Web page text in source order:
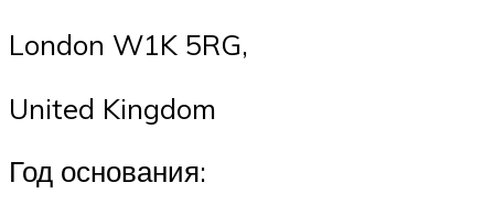
London W1K 5RG,
United Kingdom
Год основания: